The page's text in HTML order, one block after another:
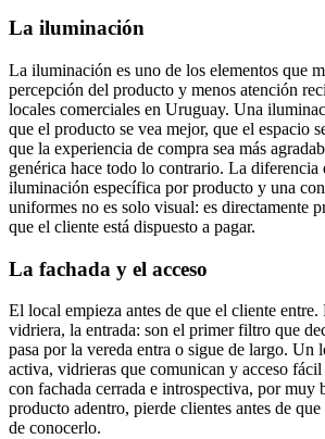
La iluminación
La iluminación es uno de los elementos que
percepción del producto y menos atención
locales comerciales en Uruguay. Una
que el producto se vea mejor, que el espacio
que la experiencia de compra sea más
genérica hace todo lo contrario. La diferencia
iluminación específica por producto y una
uniformes no es solo visual: es directamente
que el cliente está dispuesto a pagar.
La fachada y el acceso
El local empieza antes de que el cliente entre.
vidriera, la entrada: son el primer filtro que
pasa por la vereda entra o sigue de largo. Un
activa, vidrieras que comunican y acceso
con fachada cerrada e introspectiva, por muy
producto adentro, pierde clientes antes de
de conocerlo.